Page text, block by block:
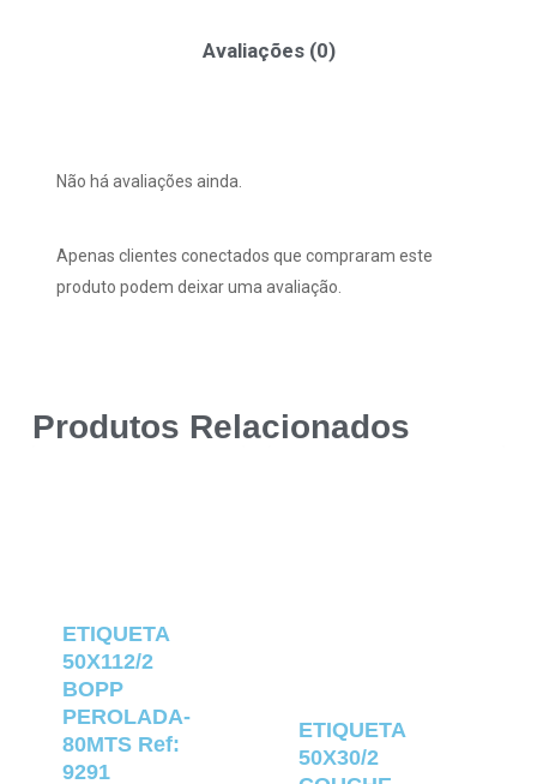
Avaliações (0)
Não há avaliações ainda.
Apenas clientes conectados que compraram este
produto podem deixar uma avaliação.
Produtos Relacionados
ETIQUETA
50X112/2
BOPP
PEROLADA-
80MTS Ref:
9291
ETIQUETA
50X30/2